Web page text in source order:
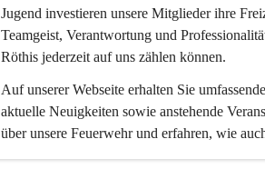
Jugend investieren unsere Mitglieder ihre
Teamgeist, Verantwortung und
Röthis jederzeit auf uns zählen können.
Auf unserer Webseite erhalten Sie
aktuelle Neuigkeiten sowie anstehende
über unsere Feuerwehr und erfahren, wie